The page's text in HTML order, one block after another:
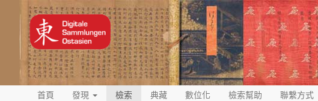
首頁 發現 檢索 典藏 數位化 檢索幫助 聯繫方式